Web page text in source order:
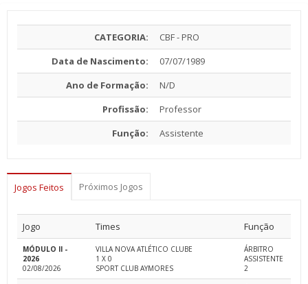
CATEGORIA:
CBF - PRO
Data de Nascimento:
07/07/1989
Ano de Formação:
N/D
Profissão:
Professor
Função:
Assistente
Jogos Feitos Próximos Jogos
Jogo Times Função
MÓDULO II -
2026
02/08/2026
VILLA NOVA ATLÉTICO CLUBE
1 X 0
SPORT CLUB AYMORES
ÁRBITRO
ASSISTENTE
2